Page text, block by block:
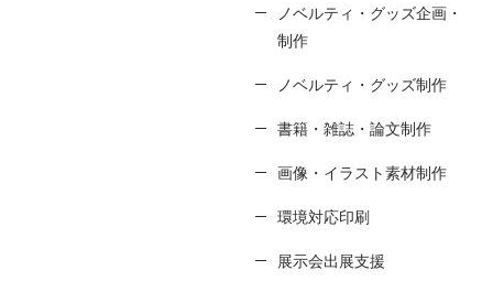
ノベルティ・グッズ企画・
制作
ノベルティ・グッズ制作
書籍・雑誌・論文制作
画像・イラスト素材制作
環境対応印刷
展示会出展支援